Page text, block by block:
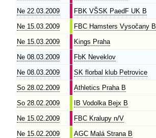
Ne 22.03.2009
FBK VŠSK PaedF UK B
Ne 15.03.2009
FBC Hamsters Vysočany B
Ne 15.03.2009
Kings Praha
Ne 08.03.2009
FbK Neveklov
Ne 08.03.2009
SK florbal klub Petrovice
So 28.02.2009
Athletics Praha B
So 28.02.2009
IB Vodolka Bejx B
Ne 15.02.2009
FBC Kralupy n/V
Ne 15.02.2009
AGC Malá Strana B